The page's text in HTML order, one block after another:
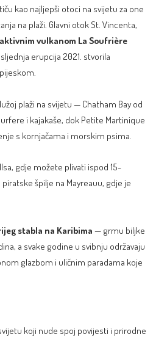
kao najljepši otoci na svijetu za one
na plaži. Glavni otok St. Vincenta,
aktivnim vulkanom La Soufrière
erupcija 2021. stvorila
plaži na svijetu — Chatham Bay od
i kajakaše, dok Petite Martinique
s kornjačama i morskim psima.
gdje možete plivati ispod 15-
špilje na Mayreauu, gdje je
stabla na Karibima — grmu biljke
a svake godine u svibnju održavaju
glazbom i uličnim paradama koje
koji nude spoj povijesti i prirodne